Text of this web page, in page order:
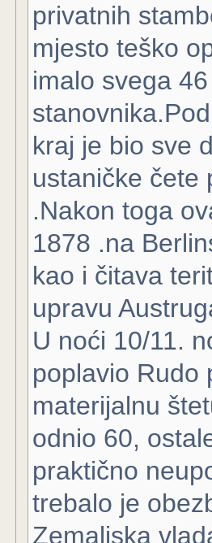
privatnih
mjesto teško
imalo svega
kraj je bio sve
ustaničke čete
.Nakon toga
1878 .na
kao i čitava
upravu
U noći 10/11.
poplavio Rudo
materijalnu
odnio 60,
praktično
trebalo je
Zemaljska